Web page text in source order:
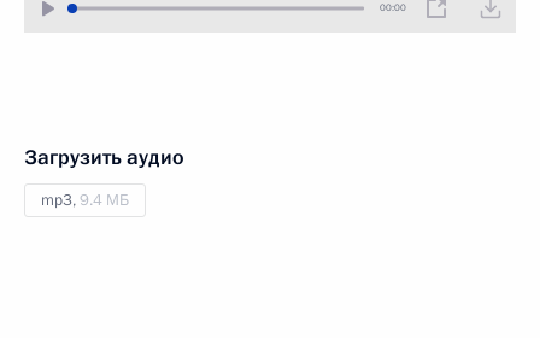
00:00
Загрузить аудио
mp3,9.4 МБ